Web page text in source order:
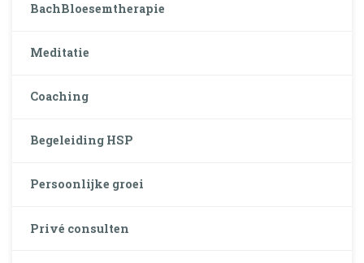
BachBloesemtherapie
Meditatie
Coaching
Begeleiding HSP
Persoonlijke groei
Privé consulten